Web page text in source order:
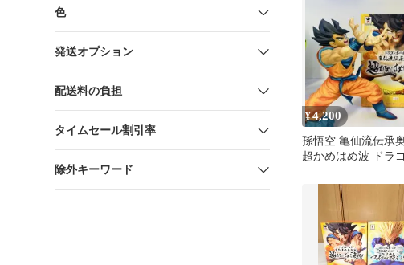
色
発送オプション
配送料の負担
タイムセール割引率
除外キーワード
¥4,200
孫悟空 亀仙流伝承
超かめはめ波 ドラゴ